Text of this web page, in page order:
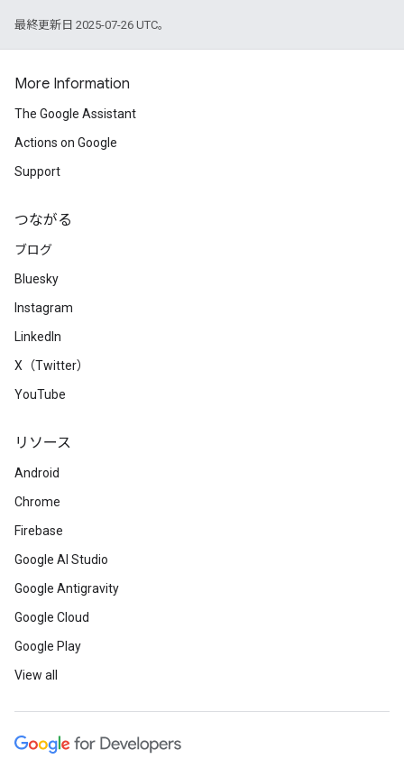
最終更新日 2025-07-26 UTC。
More Information
The Google Assistant
Actions on Google
Support
つながる
ブログ
Bluesky
Instagram
LinkedIn
X（Twitter）
YouTube
リソース
Android
Chrome
Firebase
Google AI Studio
Google Antigravity
Google Cloud
Google Play
View all